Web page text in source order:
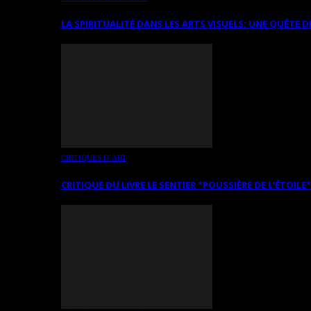
LA SPIRITUALITÉ DANS LES ARTS VISUELS: UNE QUÊTE
CRITIQUES D’ART
CRITIQUE DU LIVRE LE SENTIER *POUSSIÈRE DE L’ÉTOILE*